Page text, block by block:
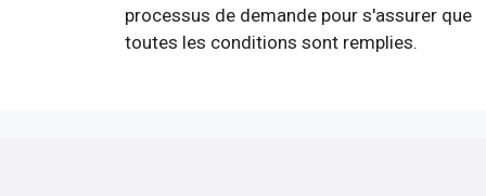
processus de demande pour s'assurer que
toutes les conditions sont remplies.